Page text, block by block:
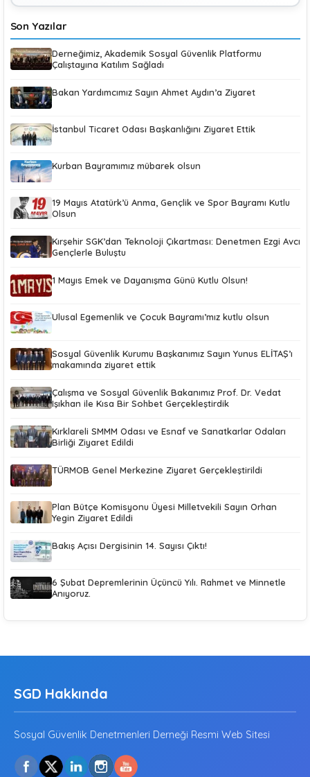
Son Yazılar
Derneğimiz, Akademik Sosyal Güvenlik Platformu
Çalıştayına Katılım Sağladı
Bakan Yardımcımız Sayın Ahmet Aydın’a Ziyaret
İstanbul Ticaret Odası Başkanlığını Ziyaret Ettik
Kurban Bayramımız mübarek olsun
19 Mayıs Atatürk’ü Anma, Gençlik ve Spor Bayramı Kutlu
Olsun
Kırşehir SGK’dan Teknoloji Çıkartması: Denetmen Ezgi Avcı
Gençlerle Buluştu
1 Mayıs Emek ve Dayanışma Günü Kutlu Olsun!
Ulusal Egemenlik ve Çocuk Bayramı’mız kutlu olsun
Sosyal Güvenlik Kurumu Başkanımız Sayın Yunus ELİTAŞ’ı
makamında ziyaret ettik
Çalışma ve Sosyal Güvenlik Bakanımız Prof. Dr. Vedat
Işıkhan ile Kısa Bir Sohbet Gerçekleştirdik
Kırklareli SMMM Odası ve Esnaf ve Sanatkarlar Odaları
Birliği Ziyaret Edildi
TÜRMOB Genel Merkezine Ziyaret Gerçekleştirildi
Plan Bütçe Komisyonu Üyesi Milletvekili Sayın Orhan
Yegin Ziyaret Edildi
Bakış Açısı Dergisinin 14. Sayısı Çıktı!
6 Şubat Depremlerinin Üçüncü Yılı. Rahmet ve Minnetle
Anıyoruz.
SGD Hakkında
Sosyal Güvenlik Denetmenleri Derneği Resmi Web Sitesi